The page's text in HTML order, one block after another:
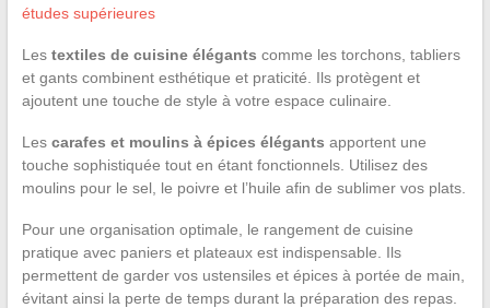
études supérieures
Les textiles de cuisine élégants comme les torchons, tabliers
et gants combinent esthétique et praticité. Ils protègent et
ajoutent une touche de style à votre espace culinaire.
Les carafes et moulins à épices élégants apportent une
touche sophistiquée tout en étant fonctionnels. Utilisez des
moulins pour le sel, le poivre et l’huile afin de sublimer vos plats.
Pour une organisation optimale, le rangement de cuisine
pratique avec paniers et plateaux est indispensable. Ils
permettent de garder vos ustensiles et épices à portée de main,
évitant ainsi la perte de temps durant la préparation des repas.